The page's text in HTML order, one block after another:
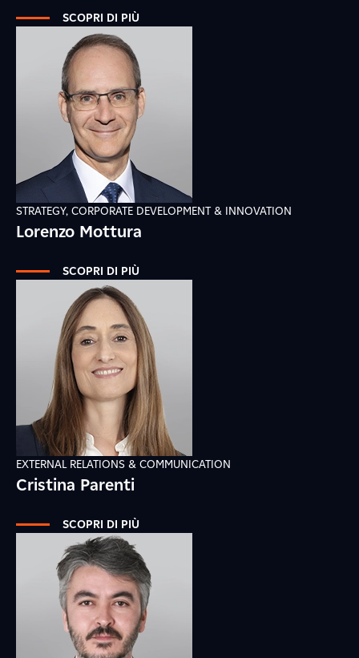
SCOPRI DI PIÙ
STRATEGY, CORPORATE DEVELOPMENT & INNOVATION
Lorenzo Mottura
SCOPRI DI PIÙ
EXTERNAL RELATIONS & COMMUNICATION
Cristina Parenti
SCOPRI DI PIÙ